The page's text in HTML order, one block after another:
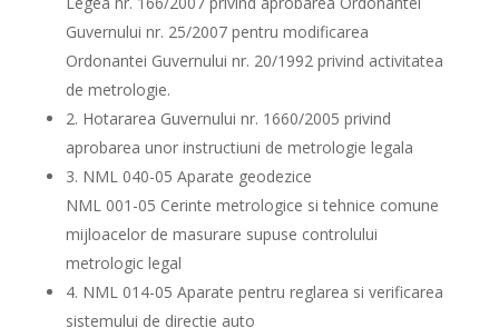
Guvernului nr. 25/2007 pentru modificarea
Ordonantei Guvernului nr. 20/1992 privind activitatea
de metrologie.
2. Hotararea Guvernului nr. 1660/2005 privind
aprobarea unor instructiuni de metrologie legala
3. NML 040-05 Aparate geodezice
NML 001-05 Cerinte metrologice si tehnice comune
mijloacelor de masurare supuse controlului
metrologic legal
4. NML 014-05 Aparate pentru reglarea si verificarea
sistemului de directie auto